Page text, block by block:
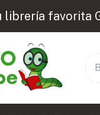
librería favorita